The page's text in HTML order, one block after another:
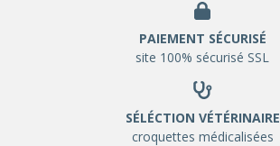
PAIEMENT SÉCURISÉ
site 100% sécurisé SSL
SÉLÉCTION VÉTÉRINAIRE
croquettes médicalisées